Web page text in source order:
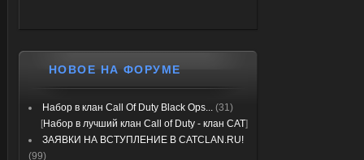
НОВОЕ НА ФОРУМЕ
Набор в клан Call Of Duty Black Ops... (31)
[Набор в лучший клан Call of Duty - клан CAT]
ЗАЯВКИ НА ВСТУПЛЕНИЕ В CATCLAN.RU!
(99)